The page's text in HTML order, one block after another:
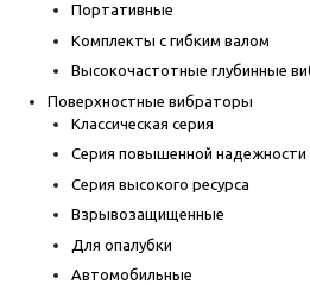
Портативные
Комплекты с гибким валом
Высокочастотные глубинные
Поверхностные вибраторы
Классическая серия
Серия повышенной надежности
Серия высокого ресурса
Взрывозащищенные
Для опалубки
Автомобильные